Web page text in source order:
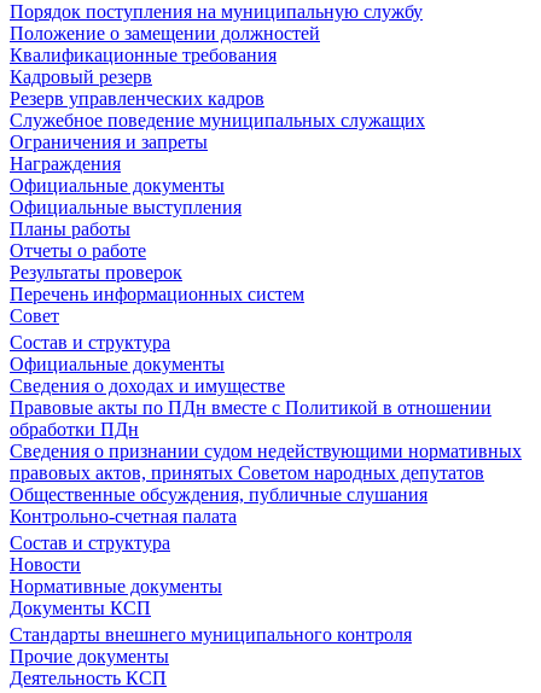
Порядок поступления на муниципальную службу
Положение о замещении должностей
Квалификационные требования
Кадровый резерв
Резерв управленческих кадров
Служебное поведение муниципальных служащих
Ограничения и запреты
Награждения
Официальные документы
Официальные выступления
Планы работы
Отчеты о работе
Результаты проверок
Перечень информационных систем
Совет
Состав и структура
Официальные документы
Сведения о доходах и имуществе
Правовые акты по ПДн вместе с Политикой в отношении
обработки ПДн
Сведения о признании судом недействующими нормативных
правовых актов, принятых Советом народных депутатов
Общественные обсуждения, публичные слушания
Контрольно-счетная палата
Состав и структура
Новости
Нормативные документы
Документы КСП
Стандарты внешнего муниципального контроля
Прочие документы
Деятельность КСП